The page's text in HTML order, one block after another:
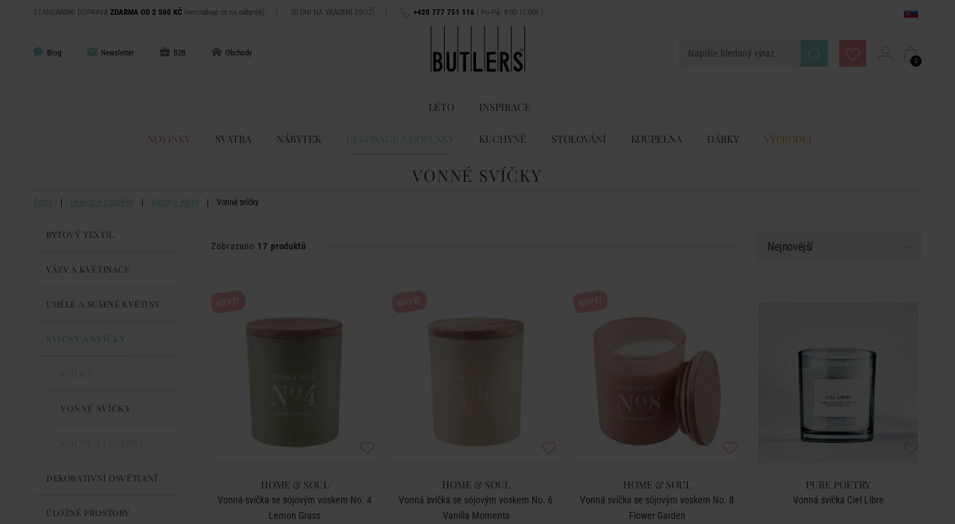
STANDARDNÍ DOPRAVA ZDARMA OD 2 500 KČ (nevztahuje se na nábytek) | 30 DNÍ NA VRÁCENÍ ZBOŽÍ | +420 777 751 116 ( Po-Pá: 9:00-17:00h )
Blog Newsletter B2B Obchody
0
LÉTO INSPIRACE
NOVINKY SVATBA NÁBYTEK DEKORACE A DOPLŇKY KUCHYNĚ STOLOVÁNÍ KOUPELNA DÁRKY VÝPRODEJ
VONNÉ SVÍČKY
Domů Dekorace a doplňky Svícny a svíčky Vonné svíčky
BYTOVÝ TEXTIL
VÁZY A KVĚTINÁČE
UMĚLÉ A SUŠENÉ KVĚTINY
SVÍCNY A SVÍČKY
VONNÉ SVÍČKY
DEKORATIVNÍ OSVĚTLENÍ
ÚLOŽNÉ PROSTORY
Zobrazeno 17 produktů
HOME & SOUL
Vonná svíčka se sójovým voskem No. 4
Lemon Grass
HOME & SOUL
Vonná svíčka se sójovým voskem No. 6
Vanilla Moments
HOME & SOUL
Vonná svíčka se sójovým voskem No. 8
Flower Garden
PURE POETRY
Vonná svíčka Ciel Libre